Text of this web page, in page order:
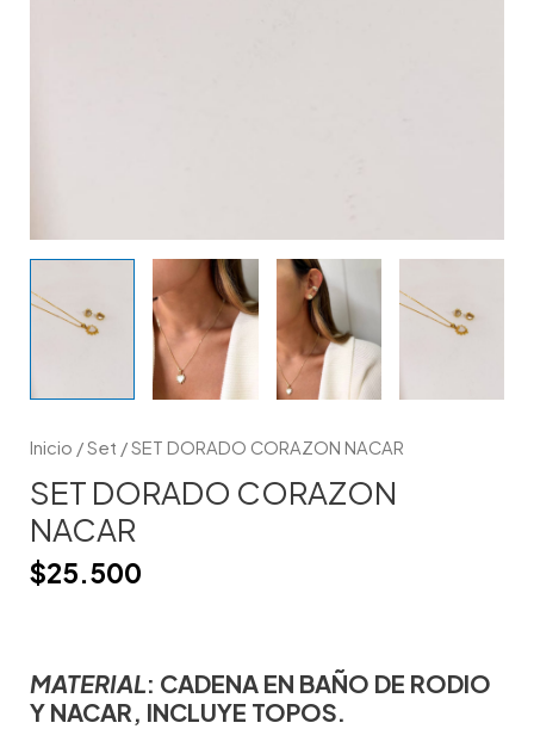
Inicio /Set / SET DORADO CORAZON NACAR
SET DORADO CORAZON
NACAR
$25.500
MATERIAL: CADENA EN BAÑO DE RODIO
Y NACAR, INCLUYE TOPOS.